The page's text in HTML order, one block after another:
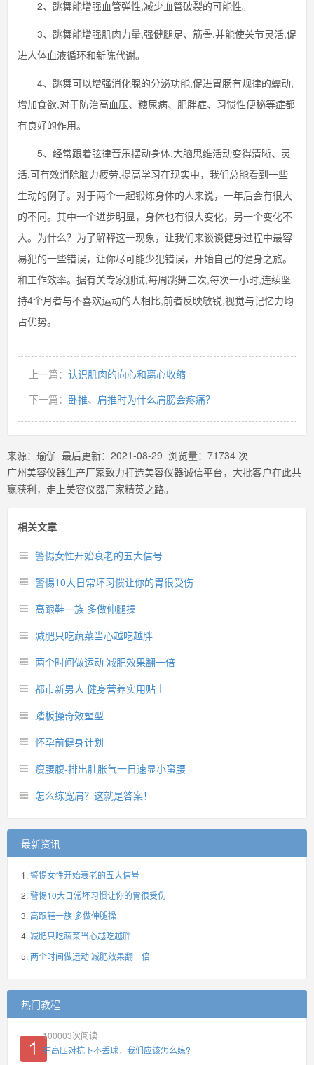
2、跳舞能增强血管弹性,减少血管破裂的可能性。
3、跳舞能增强肌肉力量,强健腿足、筋骨,并能使关节灵活,促
进人体血液循环和新陈代谢。
4、跳舞可以增强消化腺的分泌功能,促进胃肠有规律的蠕动,
增加食欲,对于防治高血压、糖尿病、肥胖症、习惯性便秘等症都
有良好的作用。
5、经常跟着弦律音乐摆动身体,大脑思维活动变得清晰、灵
活,可有效消除脑力疲劳,提高学习在现实中，我们总能看到一些
生动的例子。对于两个一起锻炼身体的人来说，一年后会有很大
的不同。其中一个进步明显，身体也有很大变化，另一个变化不
大。为什么？为了解释这一现象，让我们来谈谈健身过程中最容
易犯的一些错误，让你尽可能少犯错误，开始自己的健身之旅。
和工作效率。据有关专家测试,每周跳舞三次,每次一小时,连续坚
持4个月者与不喜欢运动的人相比,前者反映敏锐,视觉与记忆力均
占优势。
上一篇： 认识肌肉的向心和离心收缩
下一篇： 卧推、肩推时为什么肩膀会疼痛？
来源： 瑜伽 最后更新： 2021-08-29 浏览量： 71734 次
广州美容仪器生产厂家致力打造美容仪器诚信平台，大批客户在此共
赢获利，走上美容仪器厂家精英之路。
相关文章
警惕女性开始衰老的五大信号
警惕10大日常坏习惯让你的胃很受伤
高跟鞋一族 多做伸腿操
减肥只吃蔬菜当心越吃越胖
两个时间做运动 减肥效果翻一倍
都市新男人 健身营养实用贴士
踏板操奇效塑型
怀孕前健身计划
瘦腰腹-排出肚胀气一日速显小蛮腰
怎么练宽肩？这就是答案！
最新资讯
警惕女性开始衰老的五大信号
警惕10大日常坏习惯让你的胃很受伤
高跟鞋一族 多做伸腿操
减肥只吃蔬菜当心越吃越胖
两个时间做运动 减肥效果翻一倍
热门教程
100003次阅读
在高压对抗下不丢球，我们应该怎么练?